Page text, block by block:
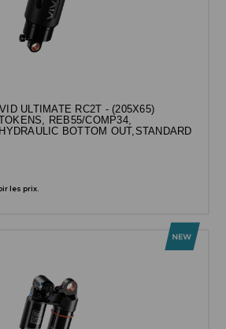
ULTIMATE RC2T - (205X65)
REB55/COMP34,
BOTTOM OUT,STANDARD
les prix.